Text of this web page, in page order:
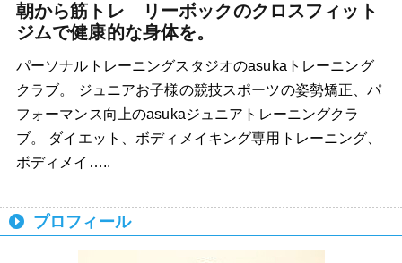
朝から筋トレ リーボックのクロスフィット
ジムで健康的な身体を。
パーソナルトレーニングスタジオのasukaトレーニング
クラブ。 ジュニアお子様の競技スポーツの姿勢矯正、パ
フォーマンス向上のasukaジュニアトレーニングクラ
ブ。 ダイエット、ボディメイキング専用トレーニング、
ボディメイ…..
プロフィール